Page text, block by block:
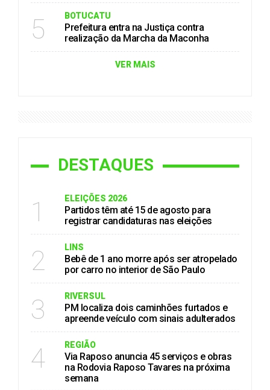
5 BOTUCATU
Prefeitura entra na Justiça contra
realização da Marcha da Maconha
VER MAIS
DESTAQUES
1 ELEIÇÕES 2026
Partidos têm até 15 de agosto para
registrar candidaturas nas eleições
2 LINS
Bebê de 1 ano morre após ser atropelado
por carro no interior de São Paulo
3 RIVERSUL
PM localiza dois caminhões furtados e
apreende veículo com sinais adulterados
4 REGIÃO
Via Raposo anuncia 45 serviços e obras
na Rodovia Raposo Tavares na próxima
semana